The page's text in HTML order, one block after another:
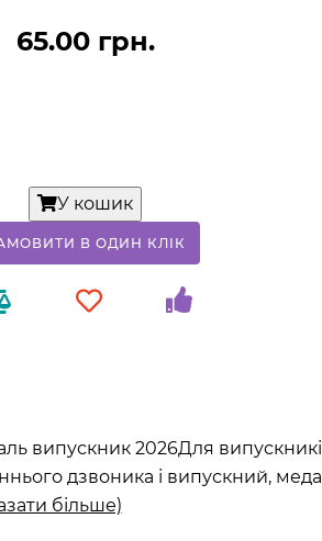
65.00 грн.
У кошик
В ОДИН КЛIК
випускник 2026Для
дзвоника і випускний,
більше)